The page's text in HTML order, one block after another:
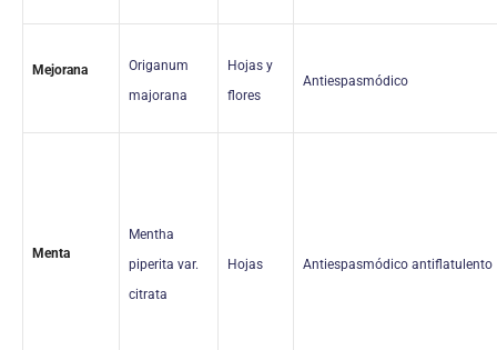
Mejorana
Origanum
majorana
Hojas y
flores
Antiespasmódico
Menta
Mentha
piperita var.
citrata
Hojas Antiespasmódico antiflatulento